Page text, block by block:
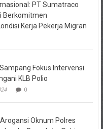
PT Sumatraco
Berkomitmen
Kerja Pekerja Migran
Fokus Intervensi
KLB Polio
0
Oknum Polres